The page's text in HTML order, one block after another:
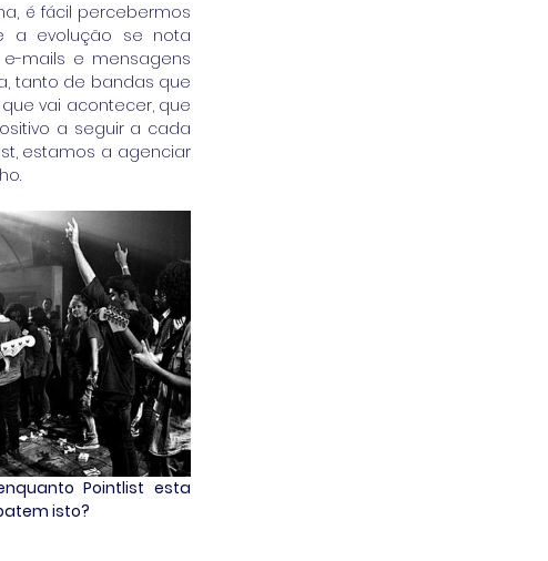
é fácil percebermos
a evolução se nota
mails e mensagens
tanto de bandas que
vai acontecer, que
a seguir a cada
estamos a agenciar
Pointlist esta
isto?